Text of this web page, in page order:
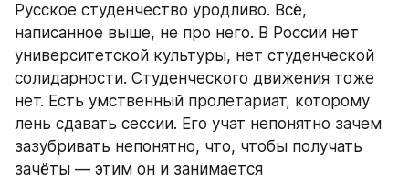
Русское студенчество уродливо. Всё,
написанное выше, не про него. В России нет
университетской культуры, нет студенческой
солидарности. Студенческого движения тоже
нет. Есть умственный пролетариат, которому
лень сдавать сессии. Его учат непонятно зачем
зазубривать непонятно, что, чтобы получать
зачёты — этим он и занимается